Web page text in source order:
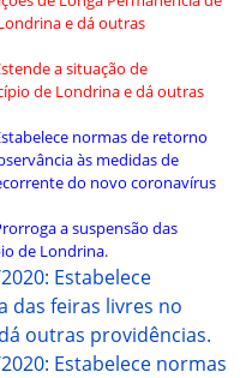
e dá outras
a situação de
de Londrina e dá outras
normas de retorno
às medidas de
do novo coronavírus
a suspensão das
de Londrina.
Estabelece
das feiras livres no
outras providências.
Estabelece normas